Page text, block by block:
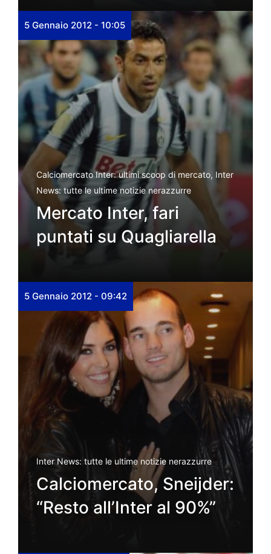
5 Gennaio 2012 - 10:05
Calciomercato Inter: ultimi scoop di mercato, Inter
News: tutte le ultime notizie nerazzurre
Mercato Inter, fari
puntati su Quagliarella
5 Gennaio 2012 - 09:42
Inter News: tutte le ultime notizie nerazzurre
Calciomercato, Sneijder:
“Resto all’Inter al 90%”